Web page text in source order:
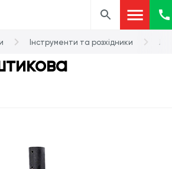
Інструменти та розхідники